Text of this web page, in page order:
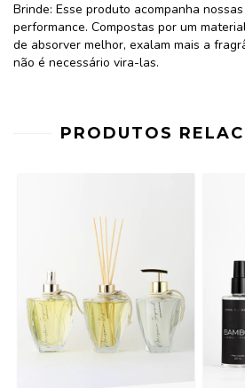
Brinde: Esse produto acompanha
performance. Compostas por um
de absorver melhor, exalam mais a
não é necessário vira-las.
PRODUTOS